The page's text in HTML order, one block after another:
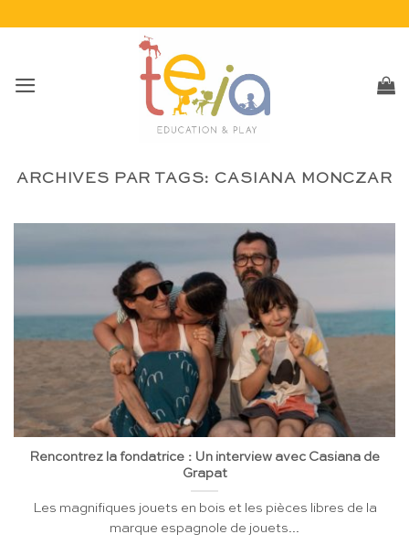
ARCHIVES PAR TAGS: CASIANA MONCZAR
Rencontrez la fondatrice : Un interview avec Casiana de
Grapat
Les magnifiques jouets en bois et les pièces libres de la
marque espagnole de jouets...